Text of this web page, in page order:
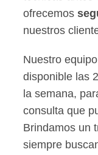
ofrecemos
nuestros
Nuestro
disponible las
la semana,
consulta que
Brindamos un
siempre